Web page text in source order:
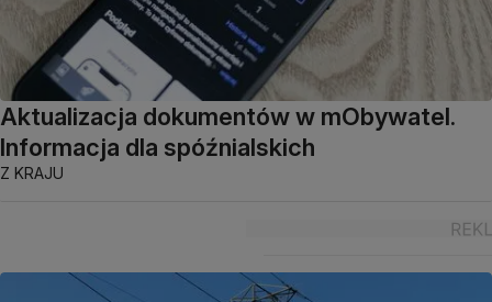
Aktualizacja dokumentów w mObywatel.
Informacja dla spóźnialskich
Z KRAJU